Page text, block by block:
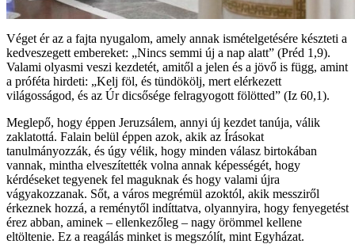
Véget ér az a fajta nyugalom, amely annak ismételgetésére készteti a
kedveszegett embereket: „Nincs semmi új a nap alatt” (Préd 1,9).
Valami olyasmi veszi kezdetét, amitől a jelen és a jövő is függ, amint
a próféta hirdeti: „Kelj föl, és tündökölj, mert elérkezett
világosságod, és az Úr dicsősége felragyogott fölötted” (Iz 60,1).
Meglepő, hogy éppen Jeruzsálem, annyi új kezdet tanúja, válik
zaklatottá. Falain belül éppen azok, akik az Írásokat
tanulmányozzák, és úgy vélik, hogy minden válasz birtokában
vannak, mintha elveszítették volna annak képességét, hogy
kérdéseket tegyenek fel maguknak és hogy valami újra
vágyakozzanak. Sőt, a város megrémül azoktól, akik messziről
érkeznek hozzá, a reménytől indíttatva, olyannyira, hogy fenyegetést
érez abban, aminek – ellenkezőleg – nagy örömmel kellene
eltöltenie. Ez a reagálás minket is megszólít, mint Egyházat.